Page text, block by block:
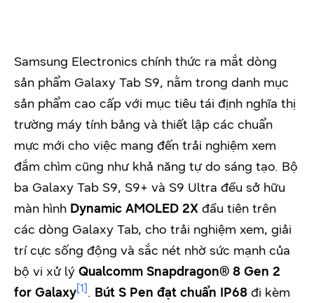
Samsung Electronics chính thức ra mắt dòng
sản phẩm Galaxy Tab S9, nằm trong danh mục
sản phẩm cao cấp với mục tiêu tái định nghĩa thị
trường máy tính bảng và thiết lập các chuẩn
mực mới cho việc mang đến trải nghiệm xem
đắm chìm cũng như khả năng tự do sáng tạo. Bộ
ba Galaxy Tab S9, S9+ và S9 Ultra đều sở hữu
màn hình Dynamic AMOLED 2X đầu tiên trên
các dòng Galaxy Tab, cho trải nghiệm xem, giải
trí cực sống động và sắc nét nhờ sức mạnh của
bộ vi xử lý Qualcomm Snapdragon® 8 Gen 2
for Galaxy[1] . Bút S Pen đạt chuẩn IP68 đi kèm